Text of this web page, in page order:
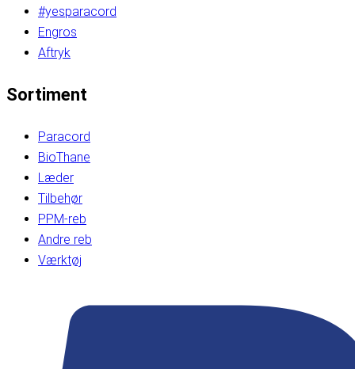
#yesparacord
Engros
Aftryk
Sortiment
Paracord
BioThane
Læder
Tilbehør
PPM-reb
Andre reb
Værktøj